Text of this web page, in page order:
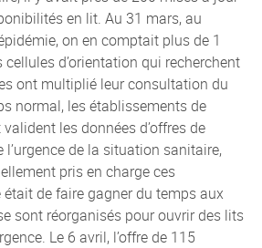
en lit. Au 31 mars, au
on en comptait plus de 1
cellules d’orientation qui recherchent
ont multiplié leur consultation du
normal, les établissements de
les données d’offres de
de la situation sanitaire,
pris en charge ces
était de faire gagner du temps aux
sont réorganisés pour ouvrir des lits
Le 6 avril, l’offre de 115